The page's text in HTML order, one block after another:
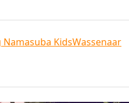
KidsWassenaar